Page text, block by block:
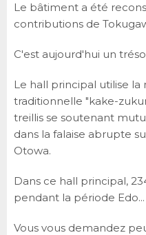
Le bâtiment a été
contributions de
C'est aujourd'hui un
Le hall principal utilise
traditionnelle "kake-
treillis se soutenant
dans la falaise abrupte
Otowa.
Dans ce hall principal,
pendant la période Edo...
Vous vous demandez